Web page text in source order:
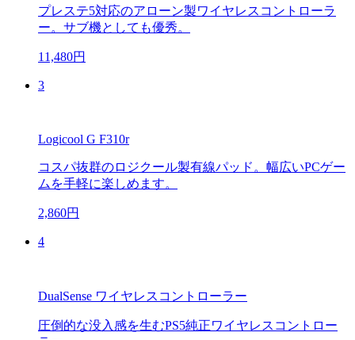
プレステ5対応のアローン製ワイヤレスコントローラ
ー。サブ機としても優秀。
11,480円
3
Logicool G F310r
コスパ抜群のロジクール製有線パッド。幅広いPCゲー
ムを手軽に楽しめます。
2,860円
4
DualSense ワイヤレスコントローラー
圧倒的な没入感を生むPS5純正ワイヤレスコントロー